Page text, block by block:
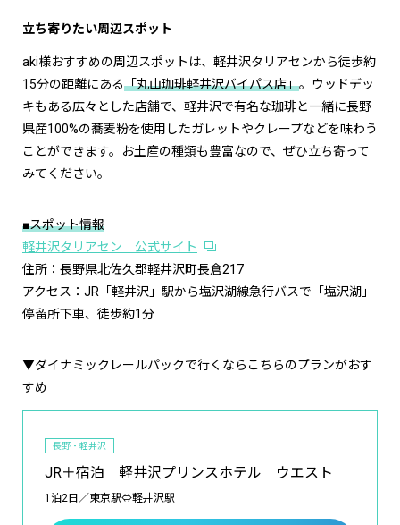
立ち寄りたい周辺スポット
aki様おすすめの周辺スポットは、軽井沢タリアセンから徒歩約
15分の距離にある「丸山珈琲軽井沢バイパス店」。ウッドデッ
キもある広々とした店舗で、軽井沢で有名な珈琲と一緒に長野
県産100%の蕎麦粉を使用したガレットやクレープなどを味わう
ことができます。お土産の種類も豊富なので、ぜひ立ち寄って
みてください。
■スポット情報
軽井沢タリアセン 公式サイト
住所：長野県北佐久郡軽井沢町長倉217
アクセス：JR「軽井沢」駅から塩沢湖線急行バスで「塩沢湖」
停留所下車、徒歩約1分
▼ダイナミックレールパックで行くならこちらのプランがおす
すめ
長野・軽井沢
JR＋宿泊 軽井沢プリンスホテル ウエスト
1泊2日／東京駅⇔軽井沢駅